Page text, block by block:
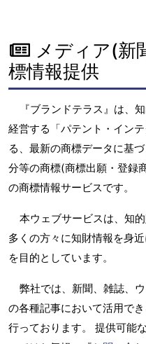
メディア(新
標情報提供
『ブランドテラス』は、
経営する「パテント・イン
る、最新の商標データに基
分等の商標(商標出願・登録
の商標情報サービスです。
本ウェブサービスは、知
多くの方々に知財情報を身
を目的としています。
弊社では、新聞、雑誌、
の各種記事において活用で
行っております。 提供可能